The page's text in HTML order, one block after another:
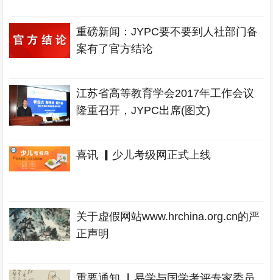
重磅新闻：JYPC要不要到人社部门备
案有了官方结论
江苏省高等教育学会2017年工作会议
隆重召开，JYPC出席(图文)
喜讯 ▎少儿考级网正式上线
关于虚假网站www.hrchina.org.cn的严
正声明